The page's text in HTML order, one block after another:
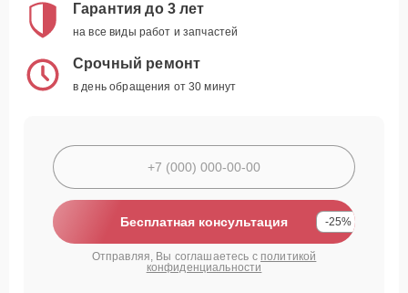
Гарантия до 3 лет
на все виды работ и запчастей
Срочный ремонт
в день обращения от 30 минут
Бесплатная консультация -25%
Отправляя, Вы соглашаетесь с политикой
конфиденциальности